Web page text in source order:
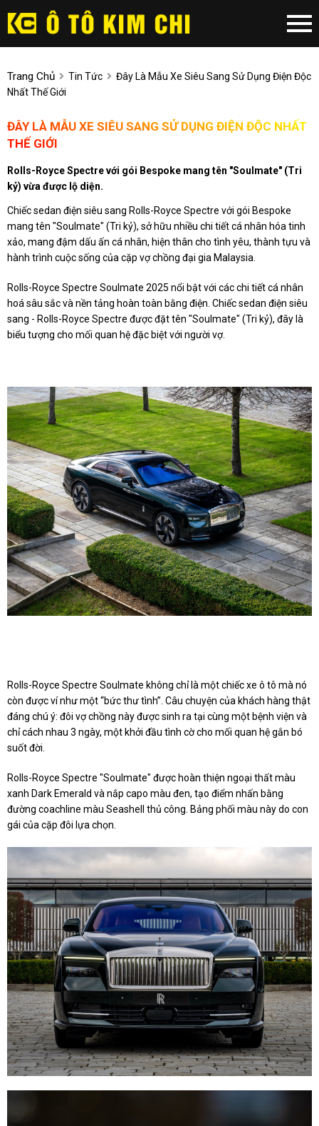
Trang Chủ Tin Tức
Đây Là Mẫu Xe Siêu Sang Sử Dụng Điện Độc
Nhất Thế Giới
ĐÂY LÀ MẪU XE SIÊU SANG SỬ DỤNG ĐIỆN ĐỘC NHẤT
THẾ GIỚI
Rolls-Royce Spectre với gói Bespoke mang tên "Soulmate" (Tri
kỷ) vừa được lộ diện.
Chiếc sedan điện siêu sang Rolls-Royce Spectre với gói Bespoke
mang tên "Soulmate" (Tri kỷ), sở hữu nhiều chi tiết cá nhân hóa tinh
xảo, mang đậm dấu ấn cá nhân, hiện thân cho tình yêu, thành tựu và
hành trình cuộc sống của cặp vợ chồng đại gia Malaysia.
Rolls-Royce Spectre Soulmate 2025 nổi bật với các chi tiết cá nhân
hoá sâu sắc và nền tảng hoàn toàn bằng điện. Chiếc sedan điện siêu
sang - Rolls-Royce Spectre được đặt tên "Soulmate" (Tri kỷ), đây là
biểu tượng cho mối quan hệ đặc biệt với người vợ.
Rolls-Royce Spectre Soulmate không chỉ là một chiếc xe ô tô mà nó
còn được ví như một “bức thư tình”. Câu chuyện của khách hàng thật
đáng chú ý: đôi vợ chồng này được sinh ra tại cùng một bệnh viện và
chỉ cách nhau 3 ngày, một khởi đầu tình cờ cho mối quan hệ gắn bó
suốt đời.
Rolls-Royce Spectre "Soulmate" được hoàn thiện ngoại thất màu
xanh Dark Emerald và nắp capo màu đen, tạo điểm nhấn bằng
đường coachline màu Seashell thủ công. Bảng phối màu này do con
gái của cặp đôi lựa chọn.